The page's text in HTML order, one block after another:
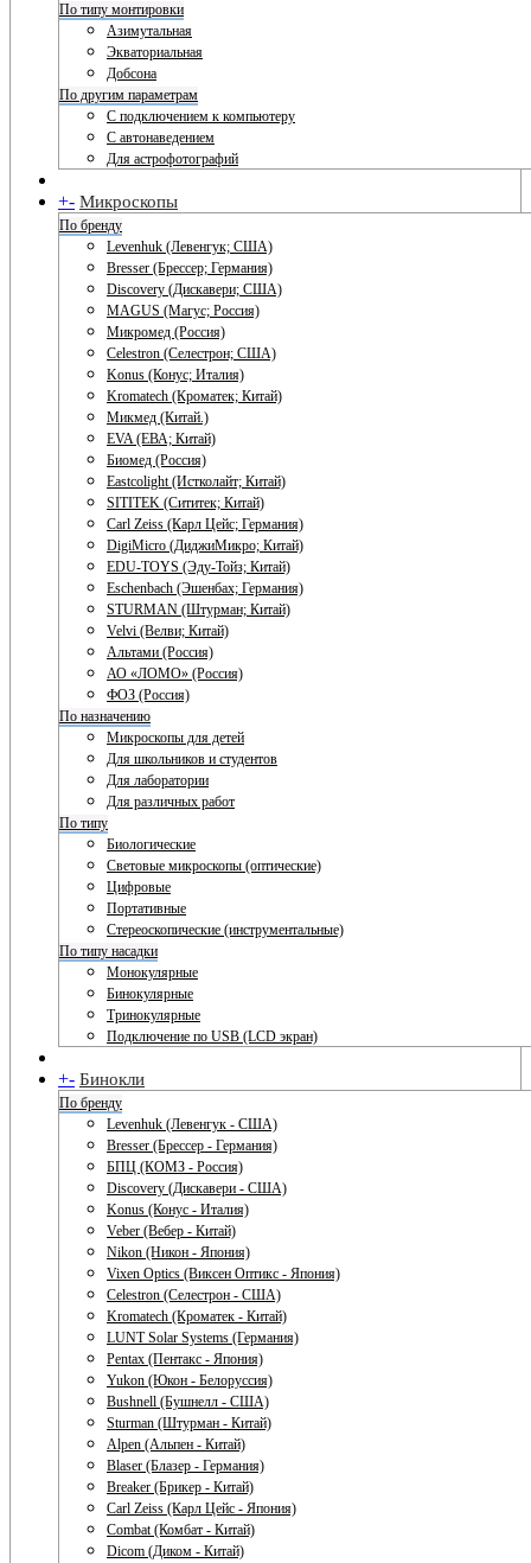
По типу монтировки
Азимутальная
Экваториальная
Добсона
По другим параметрам
С подключением к компьютеру
С автонаведением
Для астрофотографий
+- Микроскопы
По бренду
Levenhuk (Левенгук; США)
Bresser (Брессер; Германия)
Discovery (Дискавери; США)
MAGUS (Магус; Россия)
Микромед (Россия)
Celestron (Селестрон; США)
Konus (Конус; Италия)
Kromatech (Кроматек; Китай)
Микмед (Китай.)
EVA (ЕВА; Китай)
Биомед (Россия)
Eastcolight (Истколайт; Китай)
SITITEK (Сититек; Китай)
Carl Zeiss (Карл Цейс; Германия)
DigiMicro (ДиджиМикро; Китай)
EDU-TOYS (Эду-Тойз; Китай)
Eschenbach (Эшенбах; Германия)
STURMAN (Штурман; Китай)
Velvi (Велви; Китай)
Альтами (Россия)
АО «ЛОМО» (Россия)
ФОЗ (Россия)
По назначению
Микроскопы для детей
Для школьников и студентов
Для лаборатории
Для различных работ
По типу
Биологические
Световые микроскопы (оптические)
Цифровые
Портативные
Стереоскопические (инструментальные)
По типу насадки
Монокулярные
Бинокулярные
Тринокулярные
Подключение по USB (LCD экран)
+- Бинокли
По бренду
Levenhuk (Левенгук - США)
Bresser (Брессер - Германия)
БПЦ (КОМЗ - Россия)
Discovery (Дискавери - США)
Konus (Конус - Италия)
Veber (Вебер - Китай)
Nikon (Никон - Япония)
Vixen Optics (Виксен Оптикс - Япония)
Celestron (Селестрон - США)
Kromatech (Кроматек - Китай)
LUNT Solar Systems (Германия)
Pentax (Пентакс - Япония)
Yukon (Юкон - Белоруссия)
Bushnell (Бушнелл - США)
Sturman (Штурман - Китай)
Alpen (Альпен - Китай)
Blaser (Блазер - Германия)
Breaker (Брикер - Китай)
Carl Zeiss (Карл Цейс - Япония)
Combat (Комбат - Китай)
Dicom (Диком - Китай)